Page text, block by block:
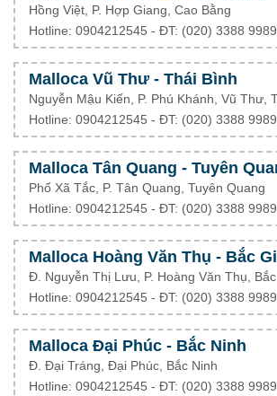
Hồng Việt, P. Hợp Giang, Cao Bằng
Hotline: 0904212545 - ĐT: (020) 3388 9989
Malloca Vũ Thư - Thái Bình
Nguyễn Mậu Kiến, P. Phú Khánh, Vũ Thư,
Hotline: 0904212545 - ĐT: (020) 3388 9989
Malloca Tân Quang - Tuyên
Phố Xã Tắc, P. Tân Quang, Tuyên Quang
Hotline: 0904212545 - ĐT: (020) 3388 9989
Malloca Hoàng Văn Thụ - Bắc
Đ. Nguyễn Thị Lưu, P. Hoàng Văn Thụ,
Hotline: 0904212545 - ĐT: (020) 3388 9989
Malloca Đại Phúc - Bắc Ninh
Đ. Đại Tráng, Đại Phúc, Bắc Ninh
Hotline: 0904212545 - ĐT: (020) 3388 9989